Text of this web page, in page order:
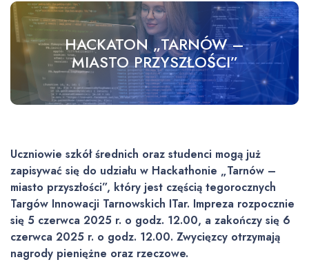
HACKATON „TARNÓW –
MIASTO PRZYSZŁOŚCI”
Uczniowie szkół średnich oraz studenci mogą już
zapisywać się do udziału w Hackathonie „Tarnów –
miasto przyszłości”, który jest częścią tegorocznych
Targów Innowacji Tarnowskich ITar. Impreza rozpocznie
się 5 czerwca 2025 r. o godz. 12.00, a zakończy się 6
czerwca 2025 r. o godz. 12.00. Zwycięzcy otrzymają
nagrody pieniężne oraz rzeczowe.